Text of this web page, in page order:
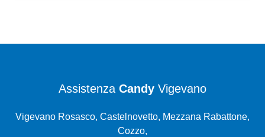
Assistenza Candy Vigevano
Vigevano Rosasco, Castelnovetto, Mezzana Rabattone,
Cozzo,